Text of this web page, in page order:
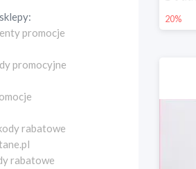
promocje
promocyjne
rabatowe
rabatowe
20%